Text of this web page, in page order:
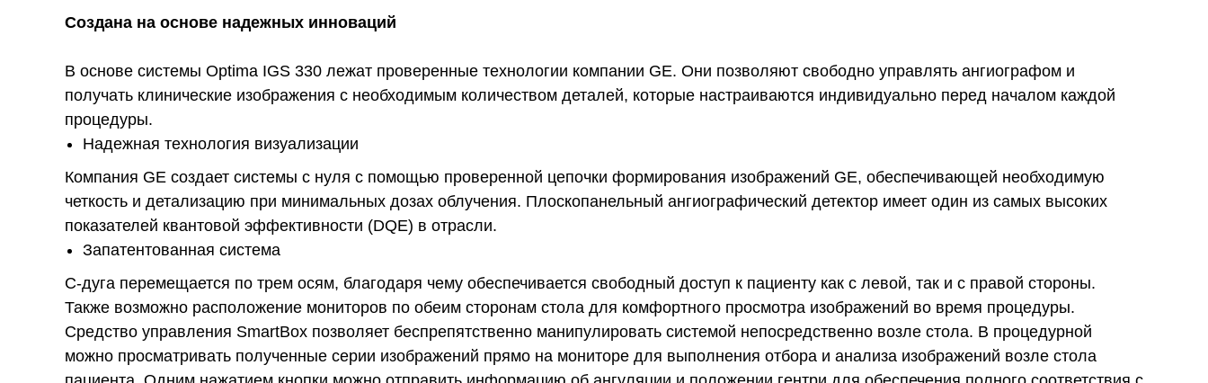
Создана на основе надежных инноваций
В основе системы Optima IGS 330 лежат проверенные технологии компании GE. Они позволяют свободно управлять ангиографом и
получать клинические изображения с необходимым количеством деталей, которые настраиваются индивидуально перед началом каждой
процедуры.
Надежная технология визуализации
Компания GE создает системы с нуля с помощью проверенной цепочки формирования изображений GE, обеспечивающей необходимую
четкость и детализацию при минимальных дозах облучения. Плоскопанельный ангиографический детектор имеет один из самых высоких
показателей квантовой эффективности (DQE) в отрасли.
Запатентованная система
C-дуга перемещается по трем осям, благодаря чему обеспечивается свободный доступ к пациенту как с левой, так и с правой стороны.
Также возможно расположение мониторов по обеим сторонам стола для комфортного просмотра изображений во время процедуры.
Средство управления SmartBox позволяет беспрепятственно манипулировать системой непосредственно возле стола. В процедурной
можно просматривать полученные серии изображений прямо на мониторе для выполнения отбора и анализа изображений возле стола